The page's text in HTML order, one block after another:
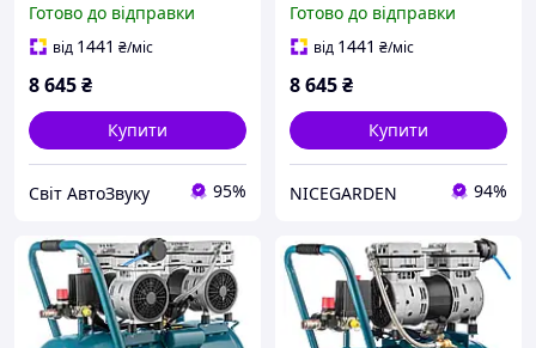
Готово до відправки
від 1441 ₴/міс
8 645₴
Купити
Світ АвтоЗвуку 95%
Готово до відправки
від 1441 ₴/міс
8 645₴
Купити
NICEGARDEN 94%